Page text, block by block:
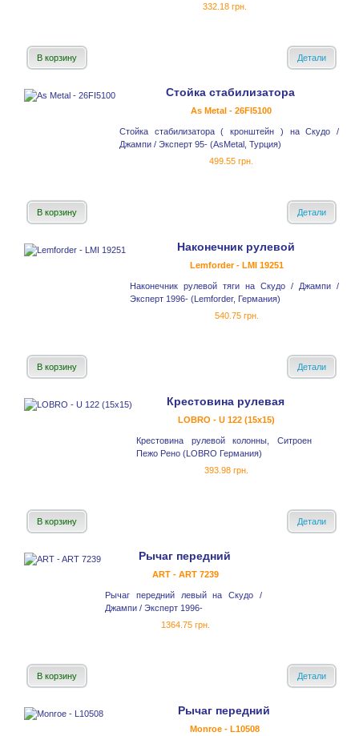
332.18 грн.
В корзину Детали
Стойка стабилизатора
As Metal - 26FI5100
Стойка стабилизатора ( кронштейн ) на Скудо /
Джампи / Эксперт 95- (AsMetal, Турция)
499.55 грн.
В корзину Детали
Наконечник рулевой
Lemforder - LMI 19251
Наконечник рулевой тяги на Скудо / Джампи /
Эксперт 1996- (Lemforder, Германия)
540.75 грн.
В корзину Детали
Крестовина рулевая
LOBRO - U 122 (15x15)
Крестовина рулевой колонны, Ситроен
Пежо Рено (LOBRO Германия)
393.98 грн.
В корзину Детали
Рычаг передний
ART - ART 7239
Рычаг передний левый на Скудо /
Джампи / Эксперт 1996-
1364.75 грн.
В корзину Детали
Рычаг передний
Monroe - L10508